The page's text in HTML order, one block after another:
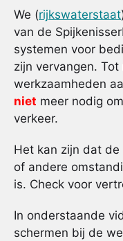
We (rijkswaterstaat
van de
systemen voor
zijn vervangen. Tot
werkzaamheden
niet meer nodig
verkeer.
Het kan zijn dat
of andere
is. Check voor
In onderstaande
schermen bij de